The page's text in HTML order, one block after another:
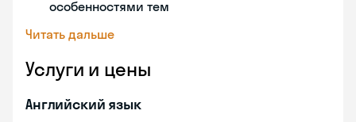
особенностями тем
Читать дальше
Услуги и цены
Английский язык